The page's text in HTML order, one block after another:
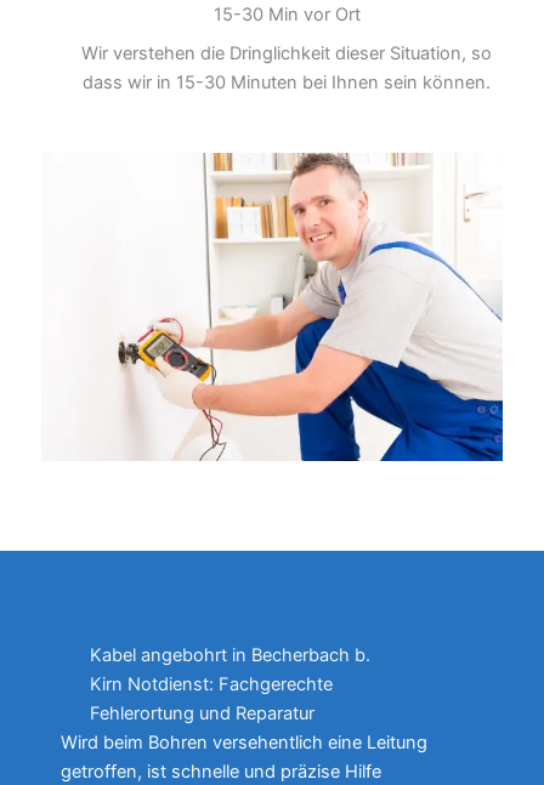
15-30 Min vor Ort
Wir verstehen die Dringlichkeit dieser Situation, so
dass wir in 15-30 Minuten bei Ihnen sein können.
Kabel angebohrt in Becherbach b.
Kirn Notdienst: Fachgerechte
Fehlerortung und Reparatur
Wird beim Bohren versehentlich eine Leitung
getroffen, ist schnelle und präzise Hilfe